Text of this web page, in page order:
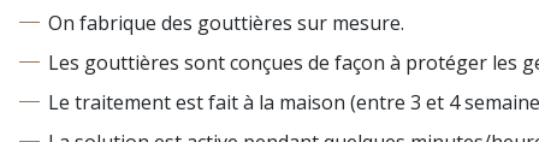
On fabrique des gouttières sur mesure.
Les gouttières sont conçues de façon à protéger les
Le traitement est fait à la maison (entre 3 et 4